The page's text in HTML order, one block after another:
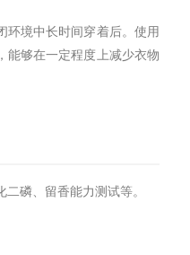
环境中长时间穿着后。使用
能够在一定程度上减少衣物
磷、留香能力测试等。